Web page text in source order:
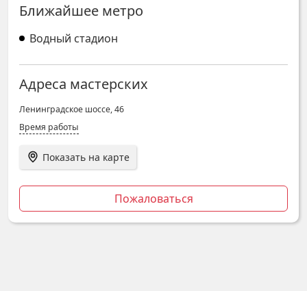
Ближайшее метро
Водный стадион
Адреса мастерских
Ленинградское шоссе, 46
Время работы
Показать на карте
Пожаловаться